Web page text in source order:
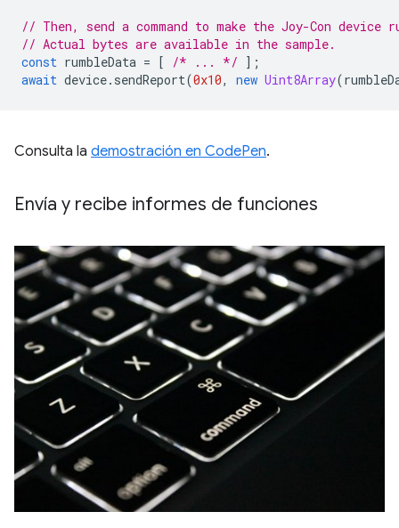
// Then, send a command to make the Joy-Con device
// Actual bytes are available in the sample.
const rumbleData = [ /* ... */ ];
await device. sendReport(0x10, new Uint8Array(
Consulta la demostración en CodePen.
Envía y recibe informes de funciones